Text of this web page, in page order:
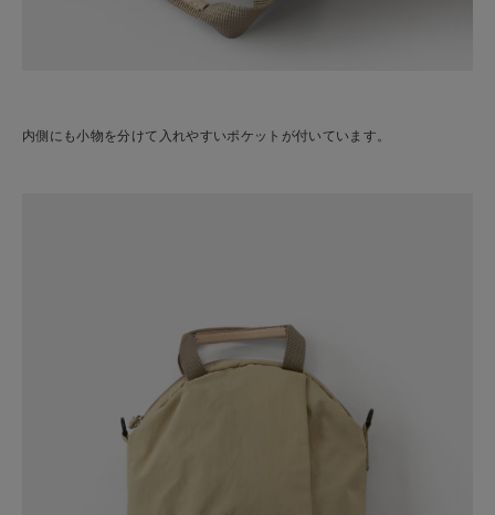
内側にも小物を分けて入れやすいポケットが付いています。